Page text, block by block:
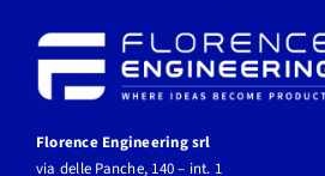
Florence Engineering srl
via delle Panche, 140 – int. 1